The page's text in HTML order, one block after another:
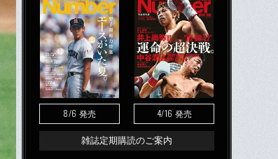
8/6 発売 4/16 発売
雑誌定期購読のご案内